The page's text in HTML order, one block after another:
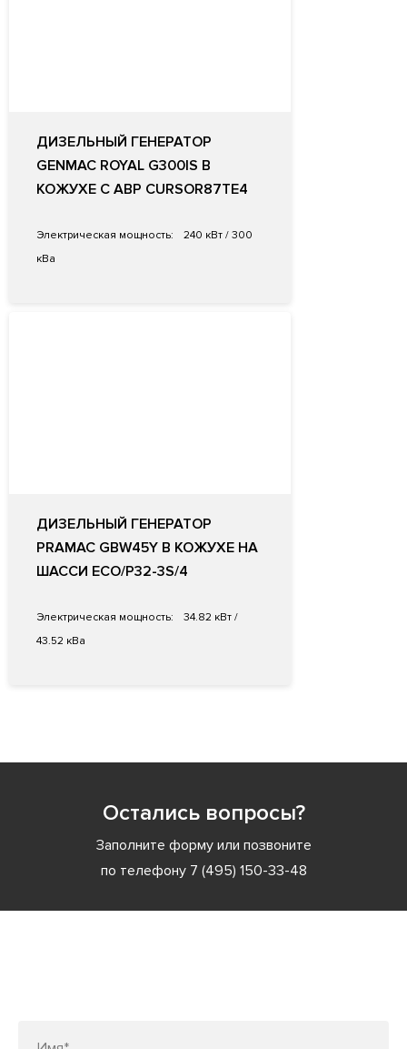
ДИЗЕЛЬНЫЙ ГЕНЕРАТОР
GENMAC ROYAL G300IS В
КОЖУХЕ С АВР CURSOR87TE4
Электрическая мощность:
240 кВт / 300
кВа
ДИЗЕЛЬНЫЙ ГЕНЕРАТОР
PRAMAC GBW45Y В КОЖУХЕ НА
ШАССИ ECO/P32-3S/4
Электрическая мощность:
34.82 кВт /
43.52 кВа
Остались вопросы?
Заполните форму или позвоните
по телефону 7 (495) 150-33-48